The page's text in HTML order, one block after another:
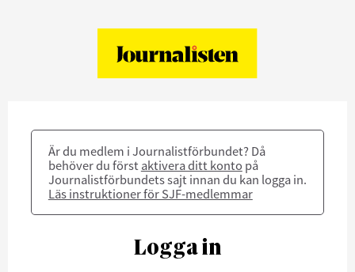
Är du medlem i Journalistförbundet? Då
behöver du först aktivera ditt konto på
Journalistförbundets sajt innan du kan logga in.
Läs instruktioner för SJF-medlemmar
Logga in